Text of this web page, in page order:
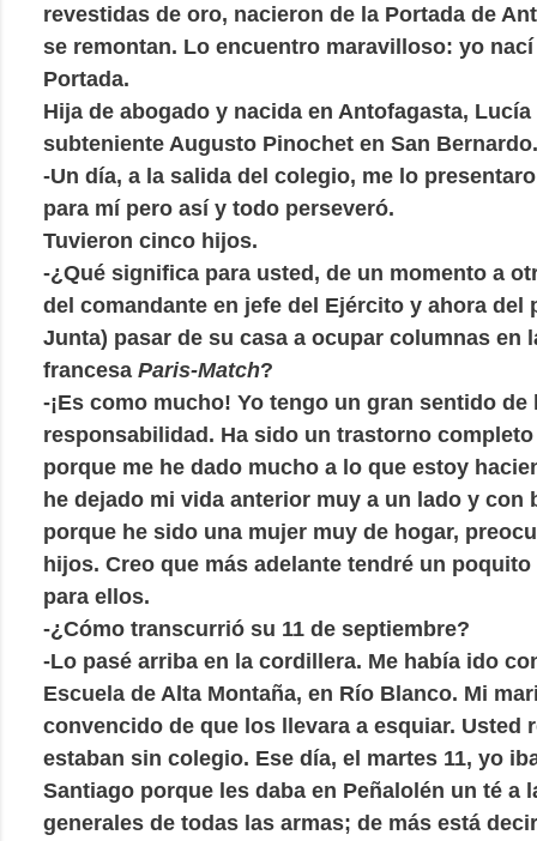
revestidas de oro, nacieron de la Portada de
se remontan. Lo encuentro maravilloso: yo
Portada.
Hija de abogado y nacida en Antofagasta,
subteniente Augusto Pinochet en San Bernardo.
-Un día, a la salida del colegio, me lo
para mí pero así y todo perseveró.
Tuvieron cinco hijos.
-¿Qué significa para usted, de un momento a
del comandante en jefe del Ejército y ahora del
Junta) pasar de su casa a ocupar columnas en
francesa Paris-Match?
-¡Es como mucho! Yo tengo un gran sentido de
responsabilidad. Ha sido un trastorno
porque me he dado mucho a lo que estoy
he dejado mi vida anterior muy a un lado y con
porque he sido una mujer muy de hogar,
hijos. Creo que más adelante tendré un
para ellos.
-¿Cómo transcurrió su 11 de septiembre?
-Lo pasé arriba en la cordillera. Me había ido
Escuela de Alta Montaña, en Río Blanco. Mi
convencido de que los llevara a esquiar. Usted
estaban sin colegio. Ese día, el martes 11, yo
Santiago porque les daba en Peñalolén un té a
generales de todas las armas; de más está